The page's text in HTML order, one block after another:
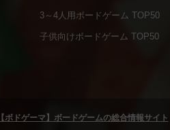
3～4人用ボードゲーム TOP50
子供向けボードゲーム TOP50
【ボドゲーマ】ボードゲームの総合情報サイト